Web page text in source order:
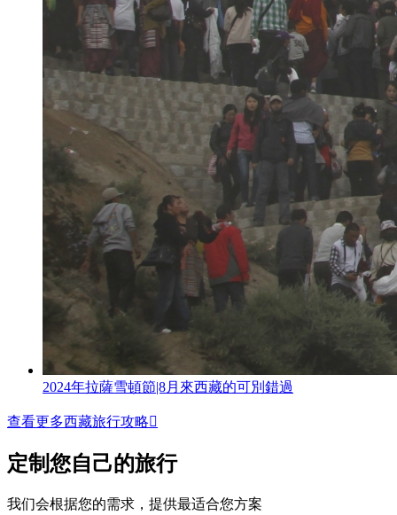
2024年拉薩雪頓節|8月來西藏的可別錯過
查看更多西藏旅行攻略
定制您自己的旅行
我们会根据您的需求，提供最适合您方案